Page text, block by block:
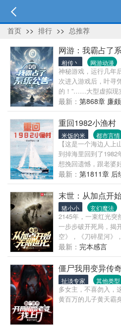
首页 >> 排行 >> 总推荐
网游：我霸占了
相传丶 网游动漫
神秘游戏，运行几年
次进入游戏后，叶寻
的！”……大型虚拟现
最新： 第868章 廉
重回1982小渔村
米饭的米 都市言情
【这是一个海边人
到掉海里回到了
想挽回遗憾，跟老婆
最新： 第1811章 后
末世：从加点开
猪小小 玄幻魔法
2145年，一束红光突
一步步破开死局，
空》，《刀碎星河》
最新： 完本感言
僵尸我用变异传
扯淡专家 其他类型
多女主，不喜勿入，
黄百万的儿子黄天霸